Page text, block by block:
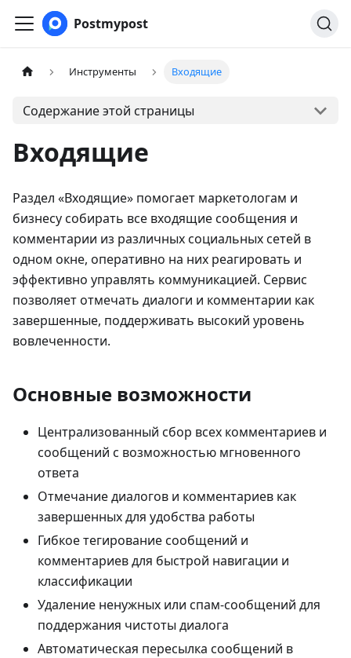
Postmypost
Инструменты Входящие
Содержание этой страницы
Входящие
Раздел «Входящие» помогает маркетологам и
бизнесу собирать все входящие сообщения и
комментарии из различных социальных сетей в
одном окне, оперативно на них реагировать и
эффективно управлять коммуникацией. Сервис
позволяет отмечать диалоги и комментарии как
завершенные, поддерживать высокий уровень
вовлеченности.
Основные возможности
Централизованный сбор всех комментариев и
сообщений с возможностью мгновенного
ответа
Отмечание диалогов и комментариев как
завершенных для удобства работы
Гибкое тегирование сообщений и
комментариев для быстрой навигации и
классификации
Удаление ненужных или спам-сообщений для
поддержания чистоты диалога
Автоматическая пересылка сообщений в